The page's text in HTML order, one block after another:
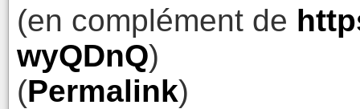
(en complément de
wyQDnQ)
(Permalink)